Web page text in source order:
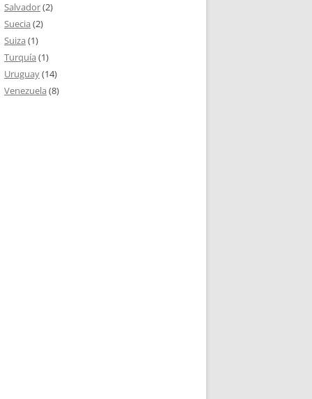
Salvador(2)
Suecia (2)
Suiza (1)
Turquía (1)
Uruguay(14)
Venezuela (8)